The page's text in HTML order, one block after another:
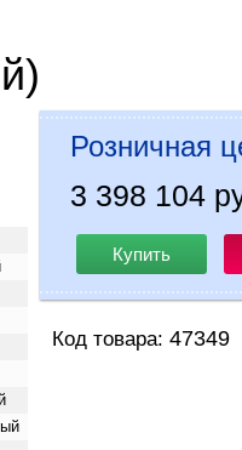
Розничная
3 398 104
Купить
Код товара: 47349